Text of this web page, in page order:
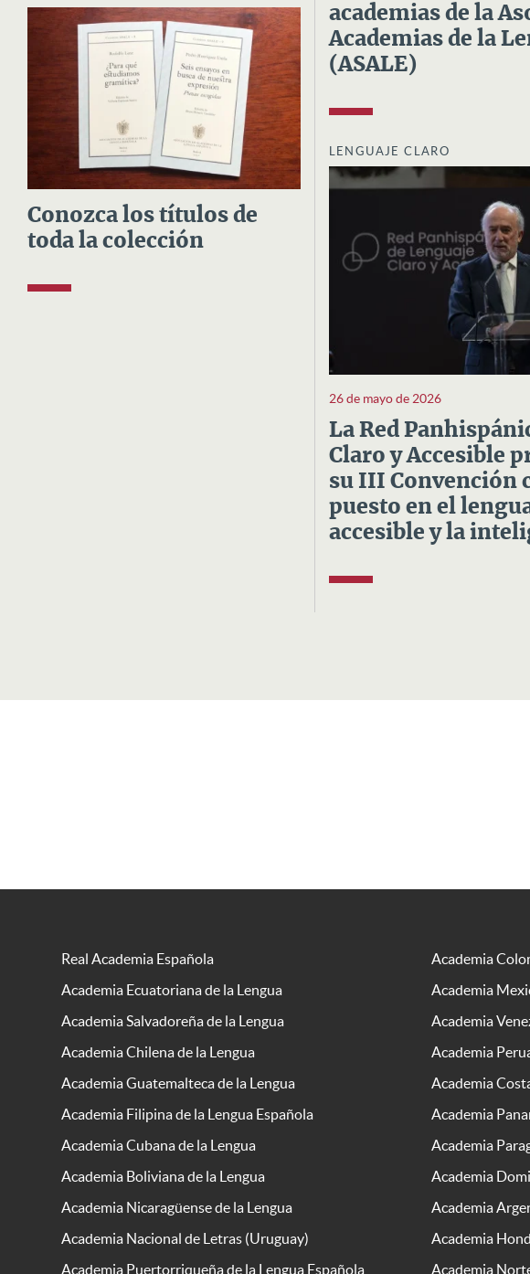
Conozca los títulos de
toda la colección
academias de la
Academias de la
(ASALE)
LENGUAJE CLARO
26 de mayo de 2026
La Red
Claro y Accesible
su III Convención
puesto en el
accesible y la
Real Academia Española
Academia
Academia Ecuatoriana de la Lengua
Academia
Academia Salvadoreña de la Lengua
Academia
Academia Chilena de la Lengua
Academia
Academia Guatemalteca de la Lengua
Academia
Academia Filipina de la Lengua Española
Academia
Academia Cubana de la Lengua
Academia
Academia Boliviana de la Lengua
Academia
Academia Nicaragüense de la Lengua
Academia
Academia Nacional de Letras (Uruguay)
Academia
Academia Puertorriqueña de la Lengua Española
Academia